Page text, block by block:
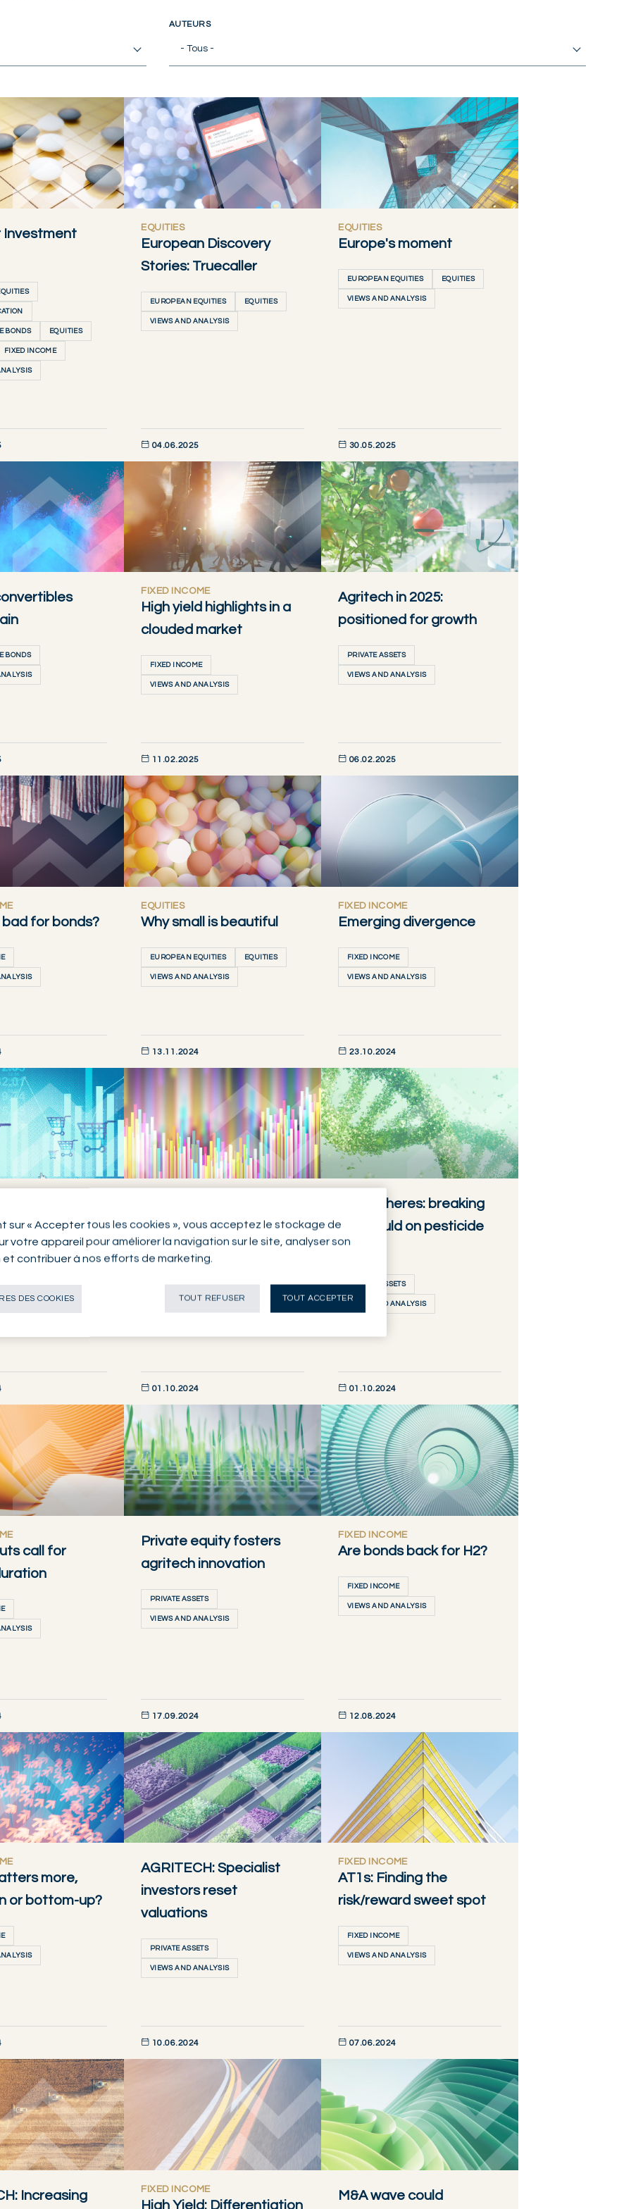
AUTEURS
- Tous -
Investment
BONDS EQUITIES
FIXED INCOME
EQUITIES
European Discovery
Stories: Truecaller
EUROPEAN EQUITIES EQUITIES
VIEWS AND ANALYSIS
04.06.2025
DÉCOUVRIR MAINTENANT
EQUITIES
Europe's moment
EUROPEAN EQUITIES EQUITIES
VIEWS AND ANALYSIS
30.05.2025
DÉCOUVRIR MAINTENANT
BONDS
FIXED INCOME
High yield highlights in a
clouded market
FIXED INCOME
VIEWS AND ANALYSIS
11.02.2025
DÉCOUVRIR MAINTENANT
Agritech in 2025:
positioned for growth
PRIVATE ASSETS
VIEWS AND ANALYSIS
06.02.2025
DÉCOUVRIR MAINTENANT
bad for bonds?
EQUITIES
Why small is beautiful
EUROPEAN EQUITIES EQUITIES
VIEWS AND ANALYSIS
13.11.2024
DÉCOUVRIR MAINTENANT
FIXED INCOME
Emerging divergence
FIXED INCOME
VIEWS AND ANALYSIS
23.10.2024
DÉCOUVRIR MAINTENANT
value for the
consumer
EQUITIES
extended SMID catch-up
VIEWS AND ANALYSIS
01.10.2024
DÉCOUVRIR MAINTENANT
AgroSpheres: breaking
the mould on pesticide
use
PRIVATE ASSETS
VIEWS AND ANALYSIS
01.10.2024
DÉCOUVRIR MAINTENANT
call for
Private equity fosters
agritech innovation
PRIVATE ASSETS
VIEWS AND ANALYSIS
17.09.2024
DÉCOUVRIR MAINTENANT
FIXED INCOME
Are bonds back for H2?
FIXED INCOME
VIEWS AND ANALYSIS
12.08.2024
DÉCOUVRIR MAINTENANT
more,
or bottom-up?
AGRITECH: Specialist
investors reset
valuations
PRIVATE ASSETS
VIEWS AND ANALYSIS
10.06.2024
DÉCOUVRIR MAINTENANT
FIXED INCOME
AT1s: Finding the
risk/reward sweet spot
FIXED INCOME
VIEWS AND ANALYSIS
07.06.2024
DÉCOUVRIR MAINTENANT
Increasing FIXED INCOME
High Yield: Differentiation
M&A wave could
sur « Accepter tous les cookies », vous acceptez le stockage de
votre appareil pour améliorer la navigation sur le site, analyser son
contribuer à nos efforts de marketing.
DES COOKIES TOUT REFUSER TOUT ACCEPTER